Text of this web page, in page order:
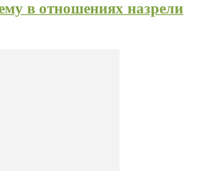
в отношениях назрели